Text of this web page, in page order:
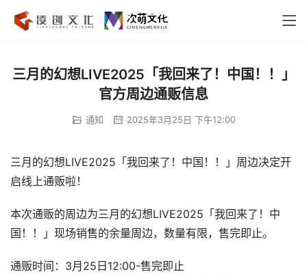
三月的幻想LIVE2025「我回来了！中国！！」
官方周边通贩信息
通知 2025年3月25日 下午12:00
三月的幻想LIVE2025「我回来了！中国！！」周边决定开
启线上通贩啦！
本次通贩的周边为三月的幻想LIVE2025「我回来了！中
国！！」现场销售的余量周边，数量有限，售完即止。
通贩时间：3月25日12:00-售完即止